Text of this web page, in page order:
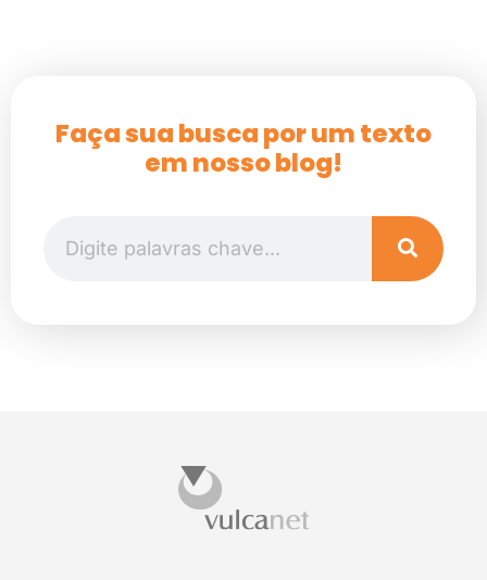
Faça sua busca por um texto
em nosso blog!